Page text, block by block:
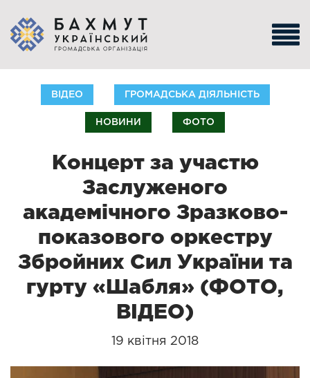
ВІДЕО ГРОМАДСЬКА ДІЯЛЬНІСТЬ
НОВИНИ ФОТО
Концерт за участю
Заслуженого
академічного Зразково-
показового оркестру
Збройних Сил України та
гурту «Шабля» (ФОТО,
ВІДЕО)
19 квітня 2018